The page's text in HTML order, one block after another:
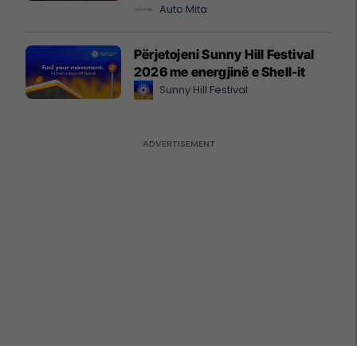
Auto Mita
Përjetojeni Sunny Hill Festival
2026 me energjinë e Shell-it
Sunny Hill Festival